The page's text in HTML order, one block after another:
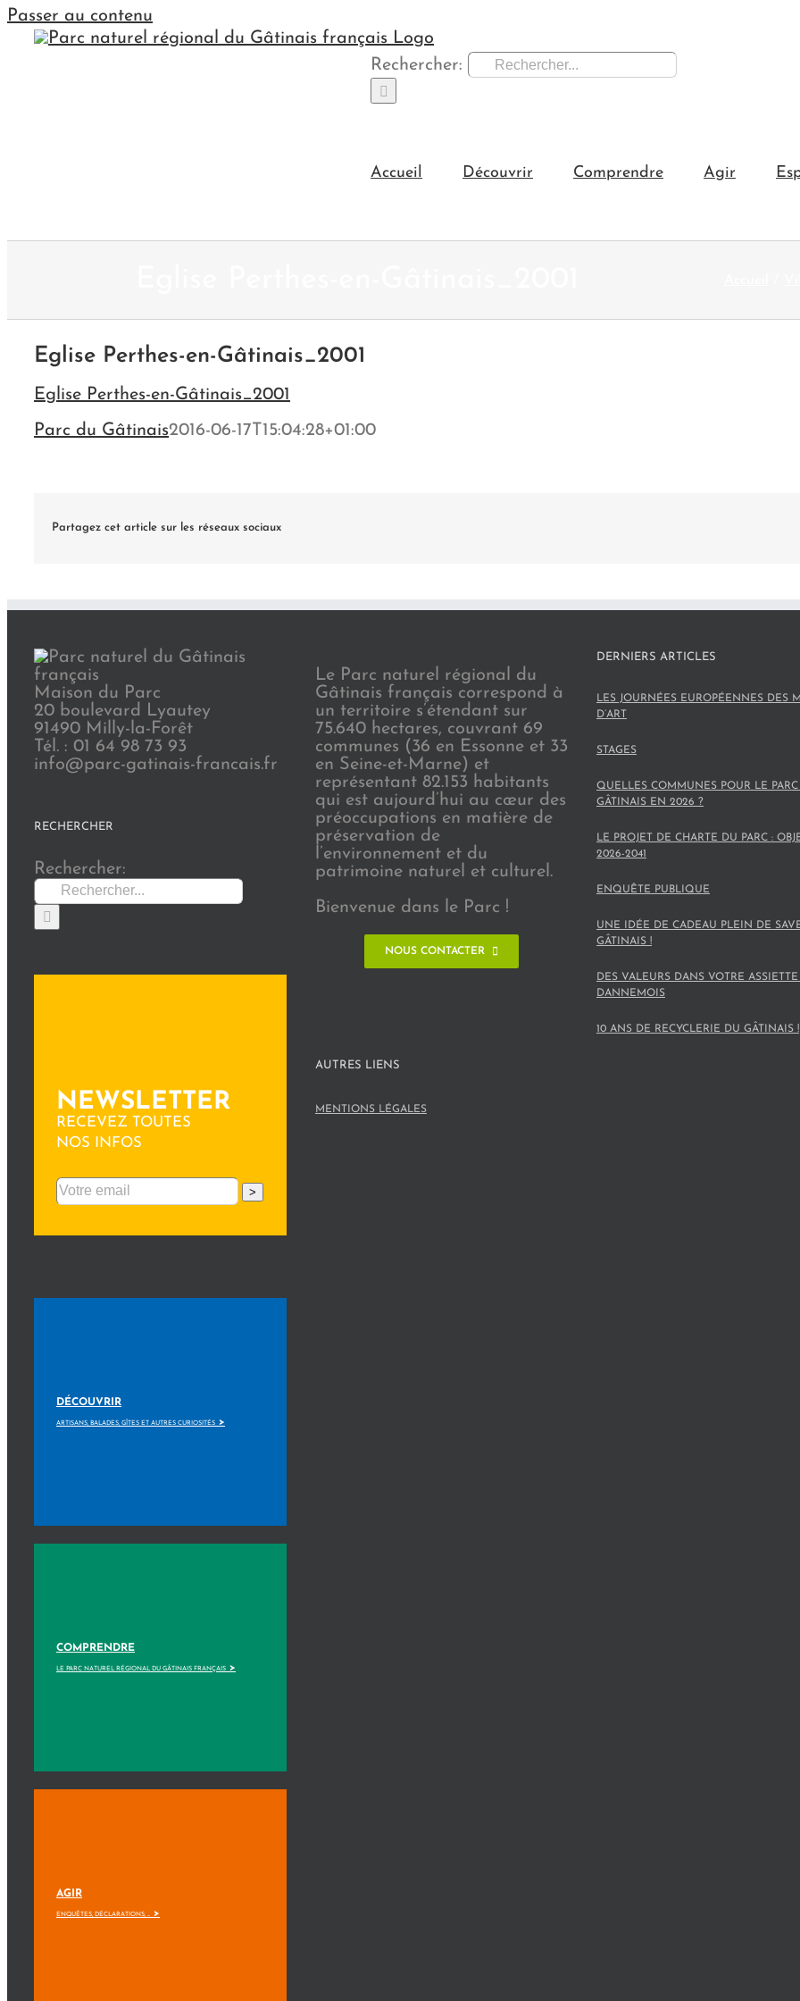
Passer au contenu
Rechercher:
Accueil Découvrir Comprendre Agir
Eglise Perthes-en-Gâtinais_2001
Eglise Perthes-en-Gâtinais_2001
Parc du Gâtinais2016-06-17T15:04:28+01:00
Partagez cet article sur les réseaux sociaux
Maison du Parc
20 boulevard Lyautey
91490 Milly-la-Forêt
Tél. : 01 64 98 73 93
info@parc-gatinais-francais.fr
RECHERCHER
Rechercher:
NEWSLETTER
RECEVEZ TOUTES
NOS INFOS
>
DÉCOUVRIR
ARTISANS, BALADES, GÎTES ET AUTRES CURIOSITÉS >
COMPRENDRE
LE PARC NATUREL RÉGIONAL DU GÂTINAIS FRANÇAIS >
AGIR
ENQUÊTES, DÉCLARATIONS, ... >
Le Parc naturel régional du
Gâtinais français correspond à
un territoire s’étendant sur
75.640 hectares, couvrant 69
communes (36 en Essonne et 33
en Seine-et-Marne) et
représentant 82.153 habitants
qui est aujourd’hui au cœur des
préoccupations en matière de
préservation de
l’environnement et du
patrimoine naturel et culturel.
Bienvenue dans le Parc !
NOUS CONTACTER
DERNIERS ARTICLES
LES JOURNÉES EUROPÉENNES DES
D’ART
STAGES
QUELLES COMMUNES POUR LE PARC
GÂTINAIS EN 2026 ?
LE PROJET DE CHARTE DU PARC :
2026-2041
ENQUÊTE PUBLIQUE
UNE IDÉE DE CADEAU PLEIN DE
GÂTINAIS !
DES VALEURS DANS VOTRE
DANNEMOIS
10 ANS DE RECYCLERIE DU GÂTINAIS !
AUTRES LIENS
MENTIONS LÉGALES